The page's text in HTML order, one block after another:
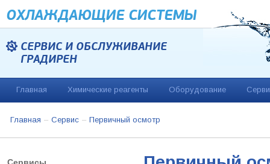
ОХЛАЖДАЮЩИЕ CИСТЕМЫ
СЕРВИС И ОБСЛУЖИВАНИЕ
ГРАДИРЕН
Главная Химические реагенты Оборудование
Главная Сервис Первичный осмотр